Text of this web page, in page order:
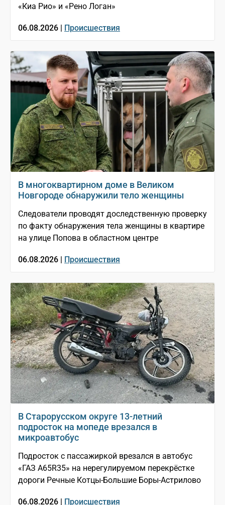
«Киа Рио» и «Рено Логан»
06.08.2026 | Происшествия
В многоквартирном доме в Великом
Новгороде обнаружили тело женщины
Следователи проводят доследственную проверку
по факту обнаружения тела женщины в квартире
на улице Попова в областном центре
06.08.2026 | Происшествия
В Старорусском округе 13-летний
подросток на мопеде врезался в
микроавтобус
Подросток с пассажиркой врезался в автобус
«ГАЗ A65R35» на нерегулируемом перекрёстке
дороги Речные Котцы-Большие Боры-Астрилово
06.08.2026 | Происшествия